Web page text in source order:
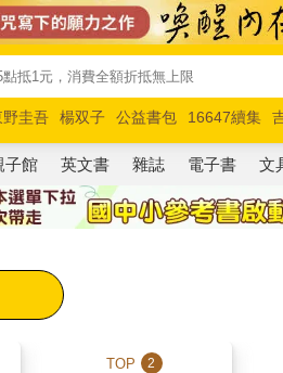
野圭吾 楊双子 公益書包 16647續集
賽 路邊攤新作 馬斯克 玩具總動員5
子館 英文書 雜誌 電子書 文
TOP 2